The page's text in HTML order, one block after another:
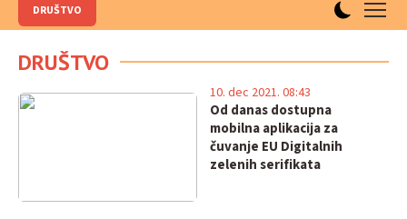
DRUŠTVO
DRUŠTVO
Od danas dostupna
mobilna aplikacija za
čuvanje EU Digitalnih
zelenih serifikata
10. dec 2021. 08:43